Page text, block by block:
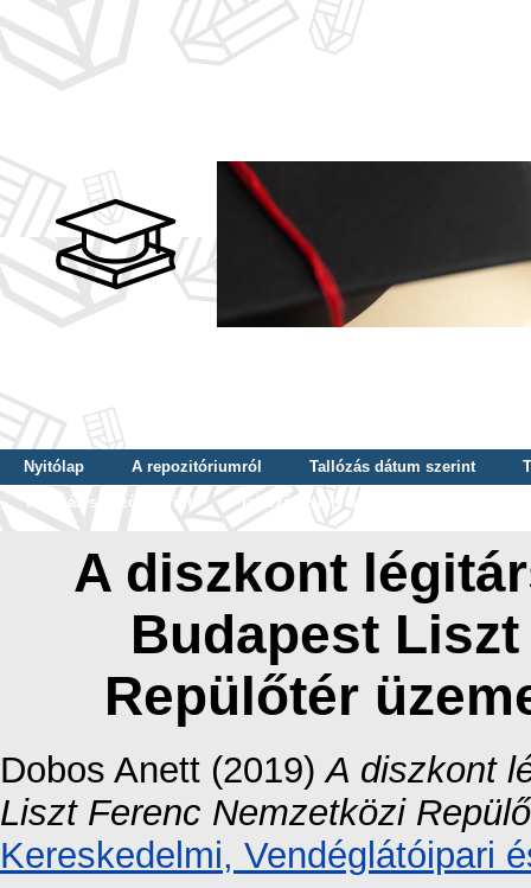
Nyitólap A repozitóriumról Tallózás dátum szerint
Tallózás szerző szerint
Tallózás nyelv szerint
A diszkont
Budapest
Repülőtér
Dobos Anett (2019)A diszkont
Liszt Ferenc Nemzetközi
Kereskedelmi, Vendéglátóipari